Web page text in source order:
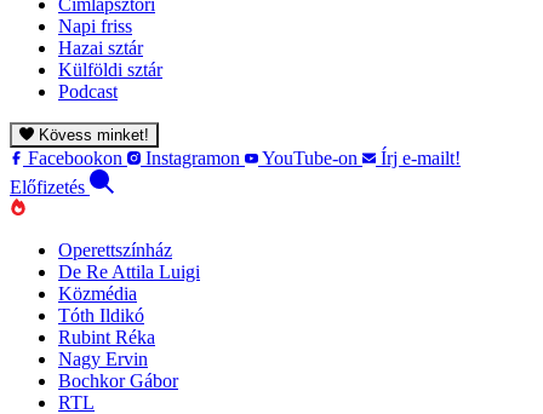
Napi friss
Hazai sztár
Külföldi sztár
Podcast
Kövess minket!
Facebookon Instagramon YouTube-on
Írj e-mailt!
Előfizetés
Operettszínház
De Re Attila Luigi
Közmédia
Tóth Ildikó
Rubint Réka
Nagy Ervin
Bochkor Gábor
RTL